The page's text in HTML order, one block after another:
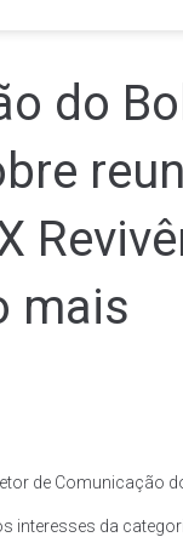
do
mais
de Comunicação
da